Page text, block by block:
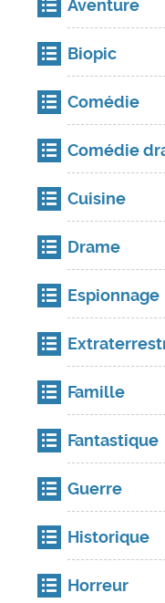
Aventure
Biopic
Comédie
Comédie
Cuisine
Drame
Espionnage
Famille
Fantastique
Guerre
Historique
Horreur